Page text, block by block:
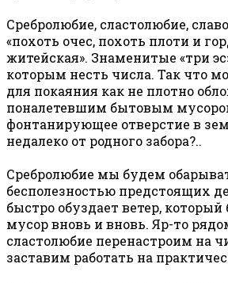
Сребролюбие, сластолюбие,
«похоть очес, похоть плоти и
житейская». Знаменитые «три
которым несть числа. Так что
для покаяния как не плотно
поналетевшим бытовым
фонтанирующее отверстие в
недалеко от родного забора?..
Сребролюбие мы будем
бесполезностью предстоящих
быстро обуздает ветер,
мусор вновь и вновь. Яр-то
сластолюбие перенастроим на
заставим работать на